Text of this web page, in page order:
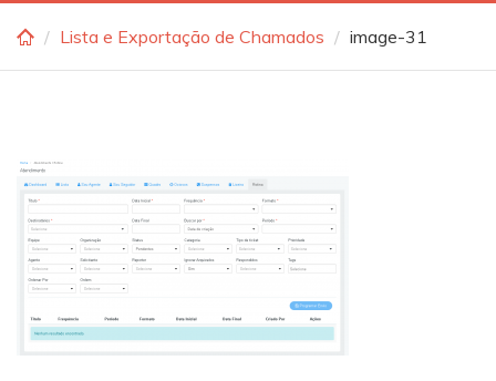
Lista e Exportação de Chamados image-31